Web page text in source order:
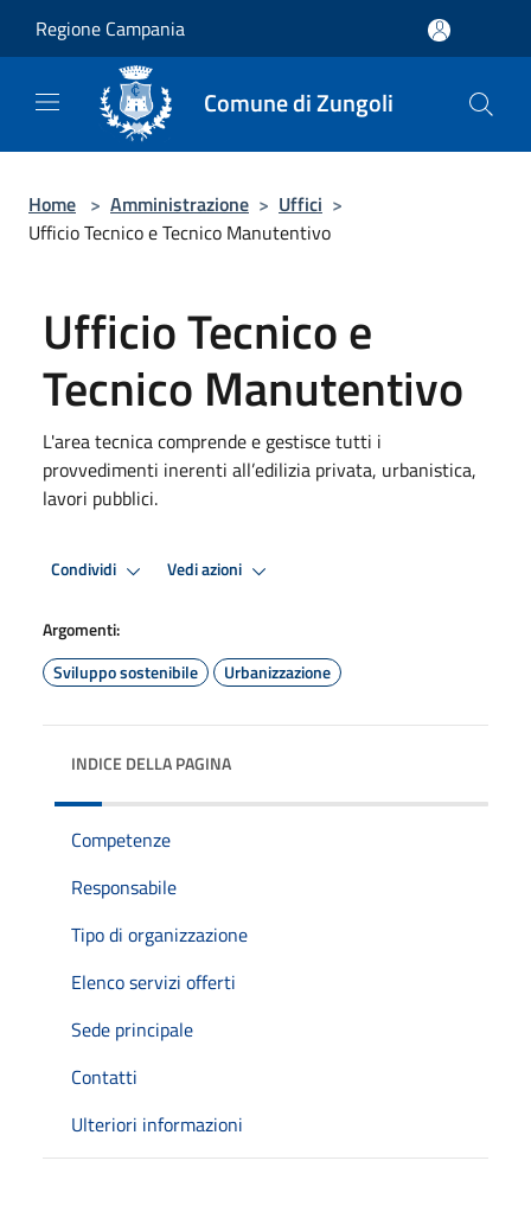
Regione Campania
Comune di Zungoli
Home > Amministrazione > Uffici >
Ufficio Tecnico e Tecnico Manutentivo
Ufficio Tecnico e
Tecnico Manutentivo
L'area tecnica comprende e gestisce tutti i
provvedimenti inerenti all’edilizia privata, urbanistica,
lavori pubblici.
Condividi Vedi azioni
Argomenti:
Sviluppo sostenibile
Urbanizzazione
INDICE DELLA PAGINA
Competenze
Responsabile
Tipo di organizzazione
Elenco servizi offerti
Sede principale
Contatti
Ulteriori informazioni